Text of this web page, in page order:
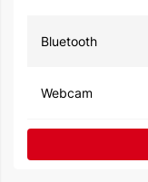
Bluetooth
Webcam